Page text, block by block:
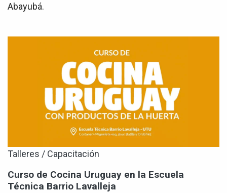
Abayubá.
Talleres / Capacitación
Curso de Cocina Uruguay en la Escuela
Técnica Barrio Lavalleja